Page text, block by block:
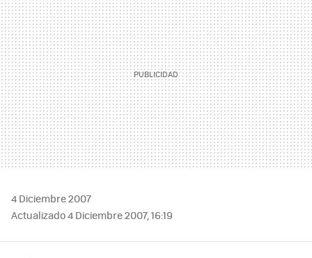
4 Diciembre 2007
Actualizado 4 Diciembre 2007, 16:19